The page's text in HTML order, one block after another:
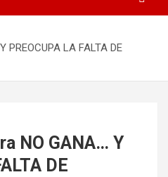
LA FALTA DE
NO GANA… Y
DE